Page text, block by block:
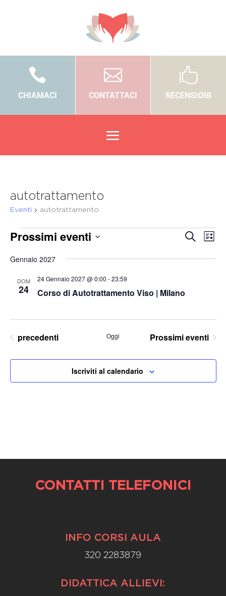

CHIAMACI

CONTATTACI

RECENSIONI
autotrattamento
Eventi autotrattamento
Eventi
Eventi
e
Cerca
Lista
Prossimi eventi
data.
Gennaio 2027
DOM
24 Corso di Autotrattamento Viso | Milano
24 Gennaio 2027 @ 0:00 -23:59
Eventi
precedenti Oggi Prossimi eventi
Iscriviti al calendario
CONTATTI TELEFONICI
INFO CORSI AULA
320 2283879
DIDATTICA ALLIEVI: